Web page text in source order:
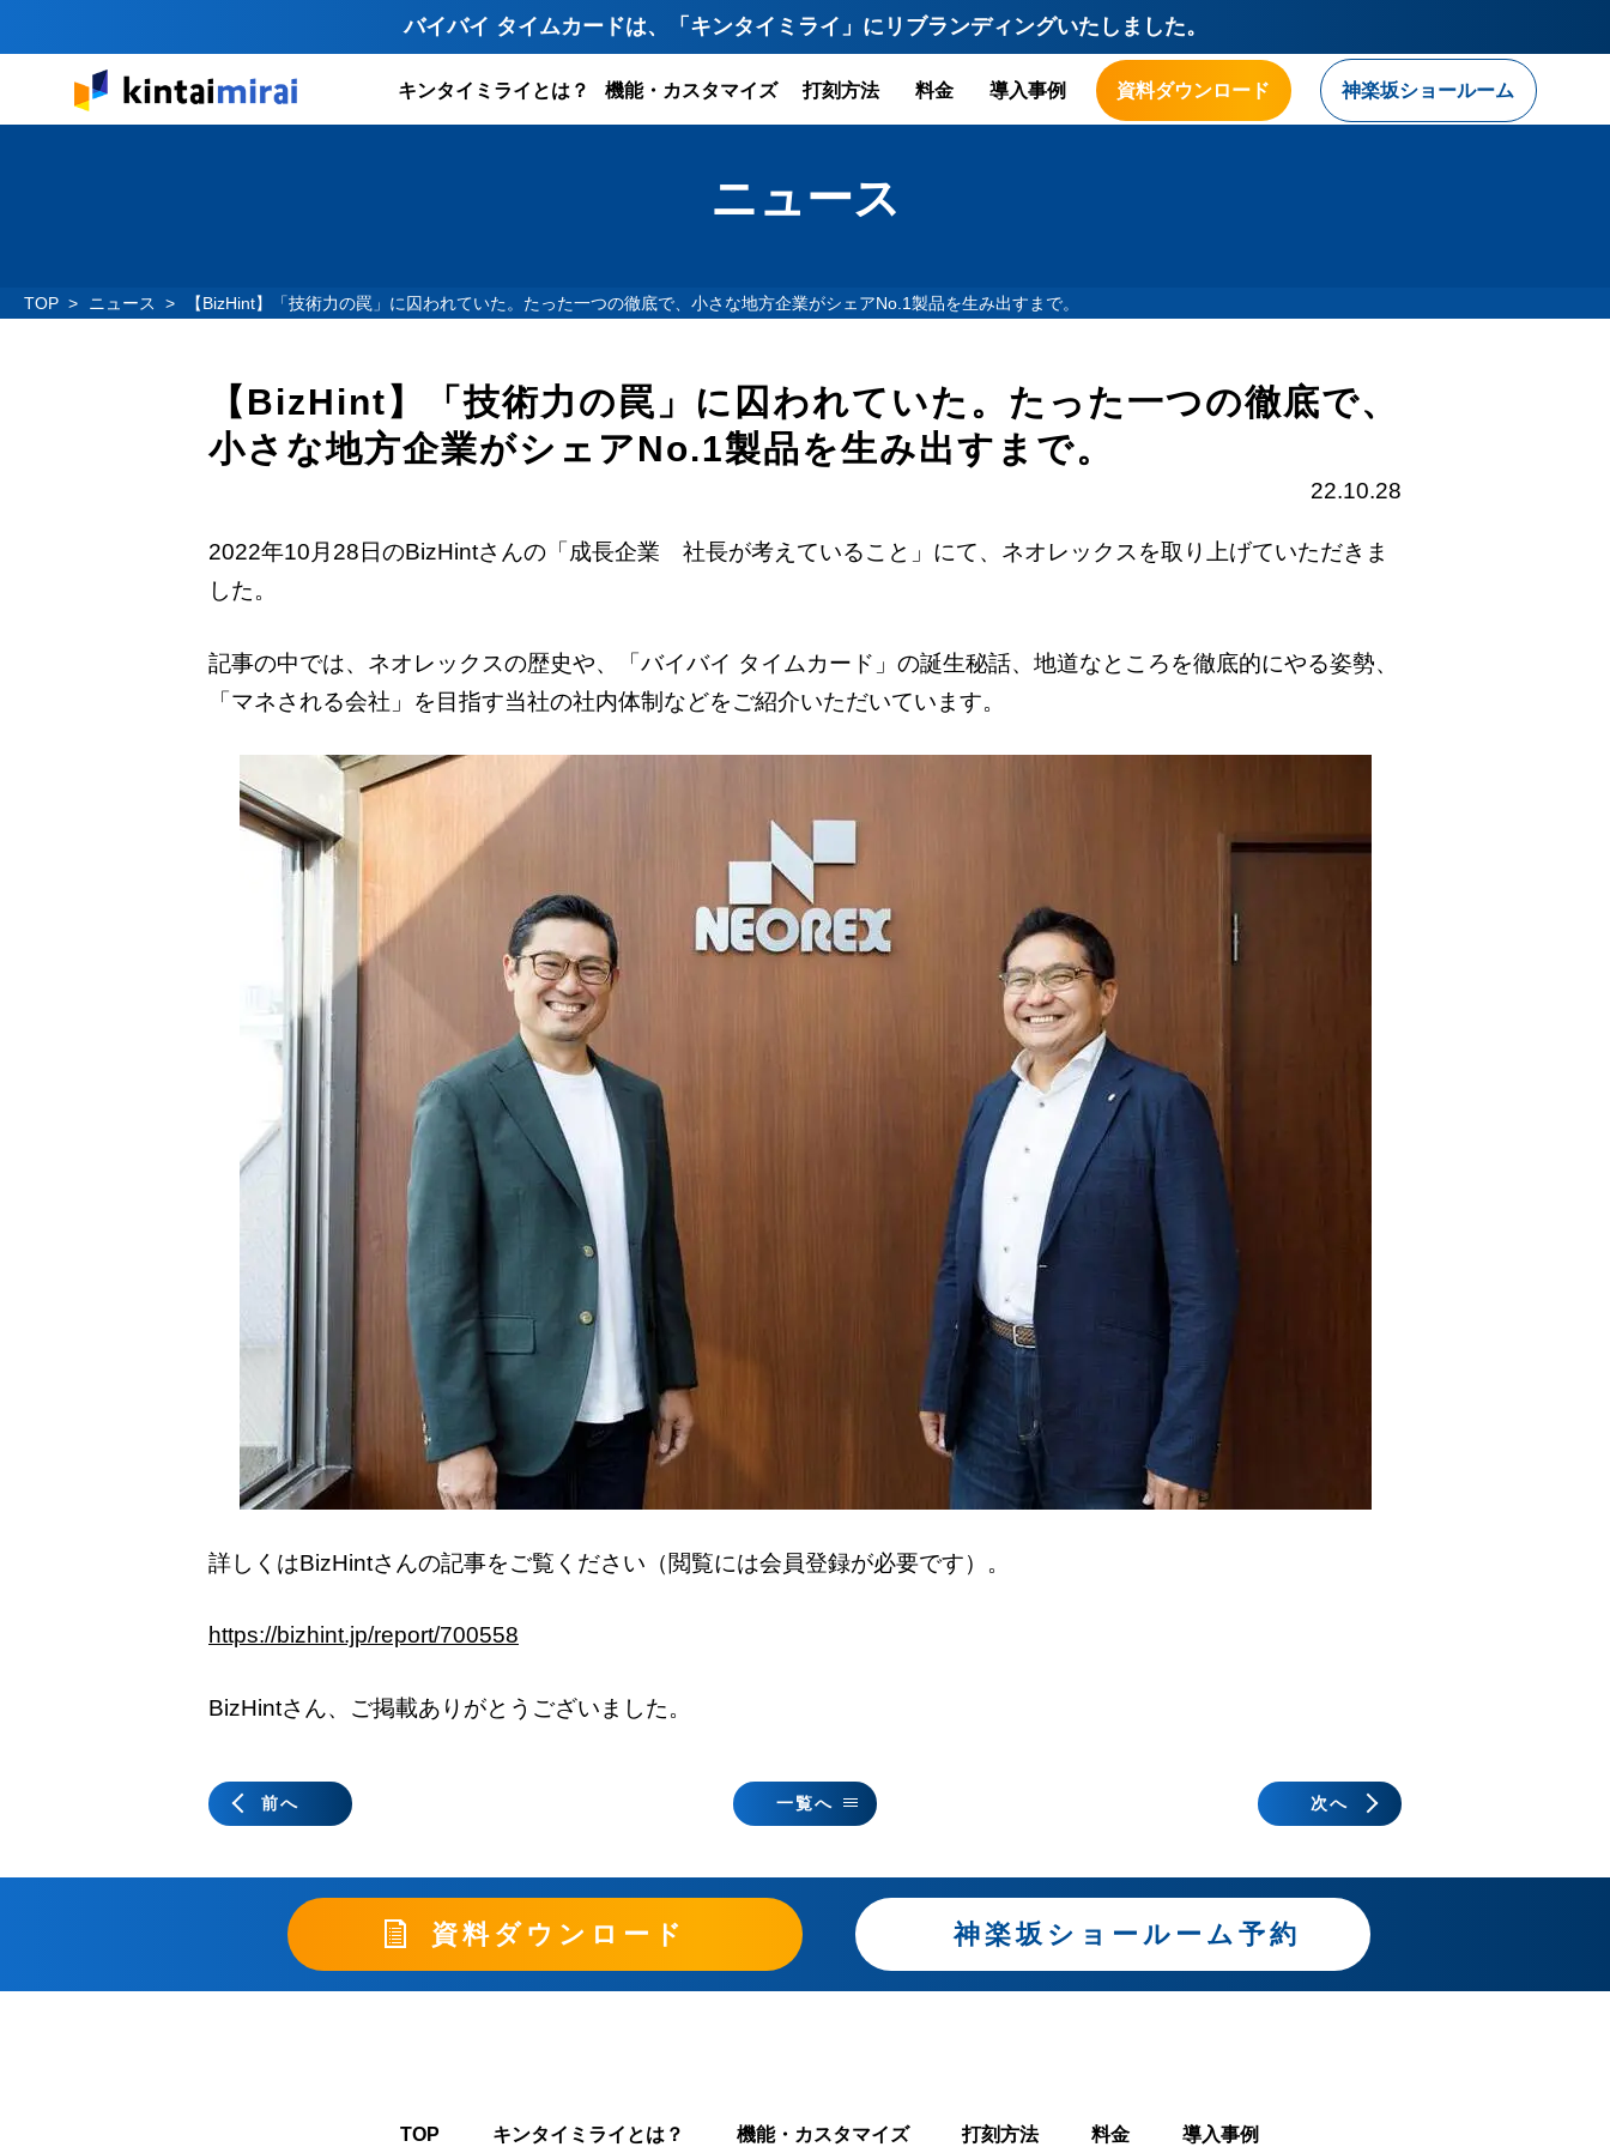
バイバイ タイムカードは、「キンタイミライ」にリブランディングいたしました。
キンタイミライとは？ 機能・カスタマイズ 打刻方法 料金 導入事例 資料ダウンロード 神楽坂ショールーム
ニュース
TOP ニュース 【BizHint】「技術力の罠」に囚われていた。たった一つの徹底で、小さな地方企業がシェアNo.1製品を生み出すまで。
【BizHint】「技術力の罠」に囚われていた。たった一つの徹底で、
小さな地方企業がシェアNo.1製品を生み出すまで。
22.10.28
2022年10月28日のBizHintさんの「成長企業 社長が考えていること」にて、ネオレックスを取り上げていただきま
した。
記事の中では、ネオレックスの歴史や、「バイバイ タイムカード」の誕生秘話、地道なところを徹底的にやる姿勢、
「マネされる会社」を目指す当社の社内体制などをご紹介いただいています。
詳しくはBizHintさんの記事をご覧ください（閲覧には会員登録が必要です）。
https://bizhint.jp/report/700558
BizHintさん、ご掲載ありがとうございました。
前へ 一覧へ 次へ
資料ダウンロード 神楽坂ショールーム予約
TOP キンタイミライとは？ 機能・カスタマイズ 打刻方法 料金 導入事例